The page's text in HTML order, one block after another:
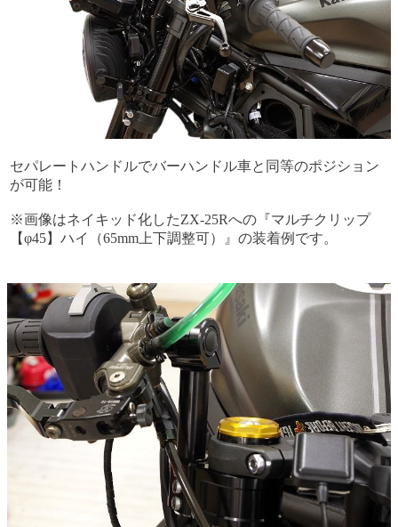
セパレートハンドルでバーハンドル車と同等のポジション
が可能！
※画像はネイキッド化したZX-25Rへの『マルチクリップ
【φ45】ハイ（65mm上下調整可）』の装着例です。